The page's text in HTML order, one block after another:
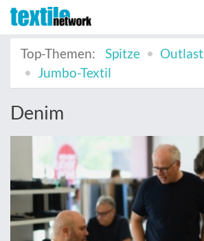
Top-Themen:
Spitze Outlast
Jumbo-Textil
Denim